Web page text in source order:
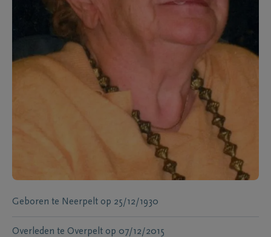
Geboren te Neerpelt op 25/12/1930
Overleden te Overpelt op 07/12/2015